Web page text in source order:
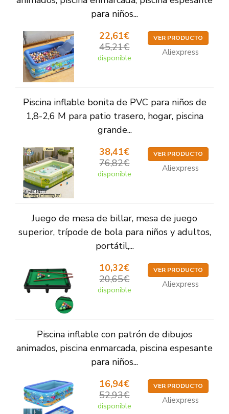
para niños...
22,61€
45,21€
disponible
VER PRODUCTO
Aliexpress
Piscina inflable bonita de PVC para niños de
1,8-2,6 M para patio trasero, hogar, piscina
grande...
38,41€
76,82€
disponible
VER PRODUCTO
Aliexpress
Juego de mesa de billar, mesa de juego
superior, trípode de bola para niños y adultos,
portátil,...
10,32€
20,65€
disponible
VER PRODUCTO
Aliexpress
Piscina inflable con patrón de dibujos
animados, piscina enmarcada, piscina espesante
para niños...
16,94€
52,93€
disponible
VER PRODUCTO
Aliexpress